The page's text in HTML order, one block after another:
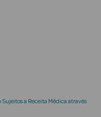
a Receita Médica através